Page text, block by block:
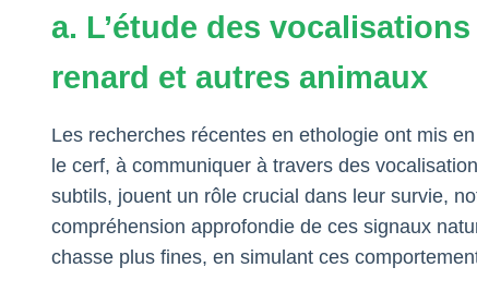
a. L’étude des
renard et autres animaux
Les recherches récentes en ethologie ont mis
le cerf, à communiquer à travers des
subtils, jouent un rôle crucial dans leur survie,
compréhension approfondie de ces signaux
chasse plus fines, en simulant ces